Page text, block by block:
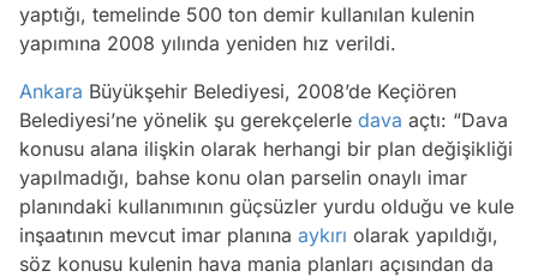
yaptığı, temelinde 500 ton demir kullanılan kulenin
yapımına 2008 yılında yeniden hız verildi.
Ankara Büyükşehir Belediyesi, 2008’de Keçiören
Belediyesi’ne yönelik şu gerekçelerle dava açtı: “Dava
konusu alana ilişkin olarak herhangi bir plan değişikliği
yapılmadığı, bahse konu olan parselin onaylı imar
planındaki kullanımının güçsüzler yurdu olduğu ve kule
inşaatının mevcut imar planına aykırı olarak yapıldığı,
söz konusu kulenin hava mania planları açısından da